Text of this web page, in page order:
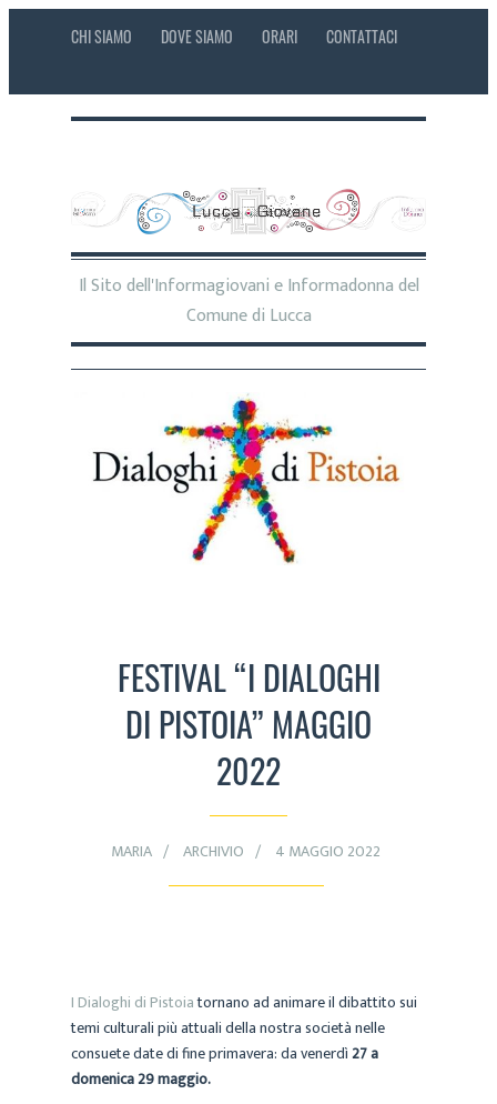
CHI SIAMO DOVE SIAMO ORARI CONTATTACI
Il Sito dell'Informagiovani e Informadonna del
Comune di Lucca
FESTIVAL “I DIALOGHI
DI PISTOIA” MAGGIO
2022
MARIA ARCHIVIO 4 MAGGIO 2022
I Dialoghi di Pistoiatornano ad animare il dibattito sui
temi culturali più attuali della nostra società nelle
consuete date di fine primavera: da venerdì27 a
domenica 29 maggio.